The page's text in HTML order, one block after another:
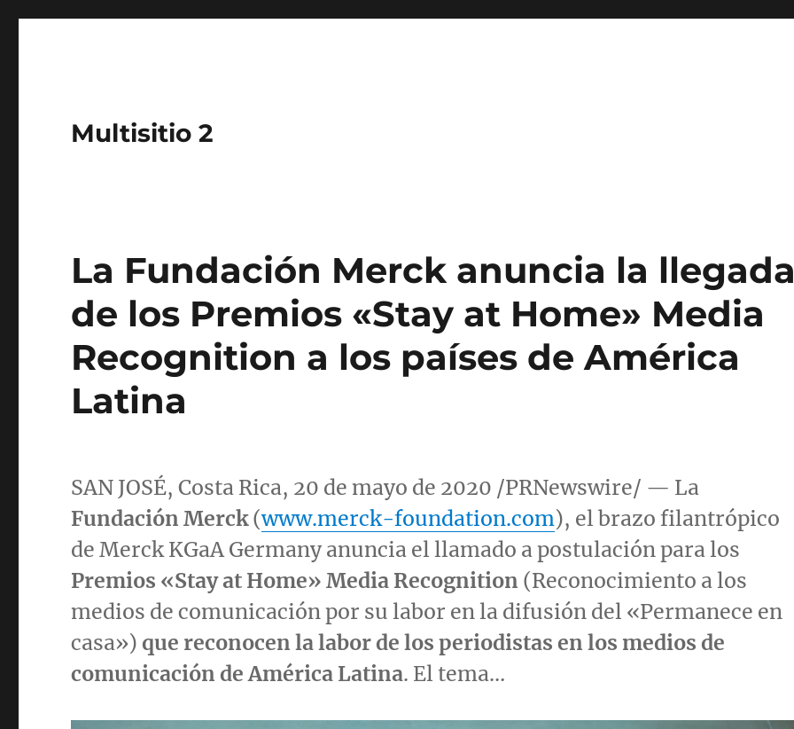
Multisitio 2
La Fundación Merck anuncia la
de los Premios «Stay at Home» Media
Recognition a los países de América
Latina
SAN JOSÉ,Costa Rica, 20 de mayo de 2020 /PRNewswire/ — La
Fundación Merck(www.merck-foundation.com), el brazo filantrópico
de Merck KGaA Germany anuncia el llamado a postulación para los
Premios «Stay at Home» Media Recognition (Reconocimiento a los
medios de comunicación por su labor en la difusión del «Permanece en
casa») que reconocen la labor de los periodistas en los medios de
comunicación de América Latina. El tema…